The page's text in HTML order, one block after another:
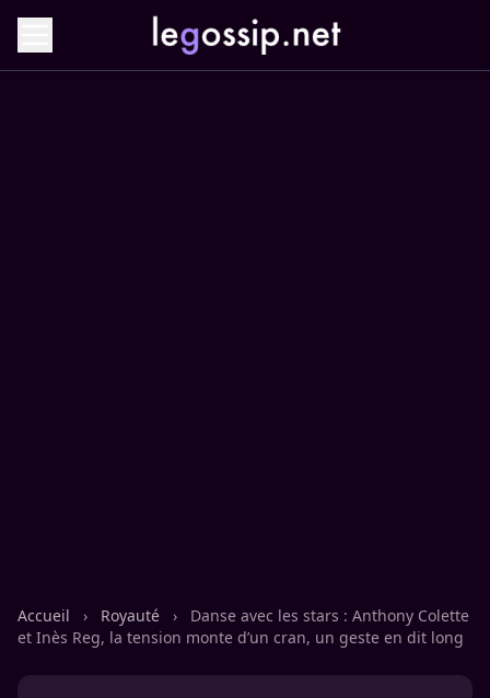
Accueil › Royauté ›
Danse avec les stars : Anthony Colette
et Inès Reg, la tension monte d’un cran, un geste en dit long